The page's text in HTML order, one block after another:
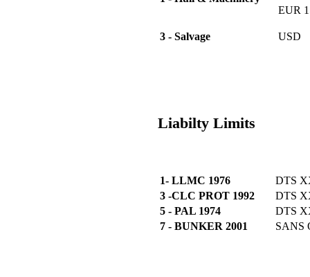
EUR
3 - Salvage USD
Liabilty Limits
1- LLMC 1976
DTS
3 -CLC PROT 1992
DTS
5 - PAL 1974
DTS
7 - BUNKER 2001
SANS